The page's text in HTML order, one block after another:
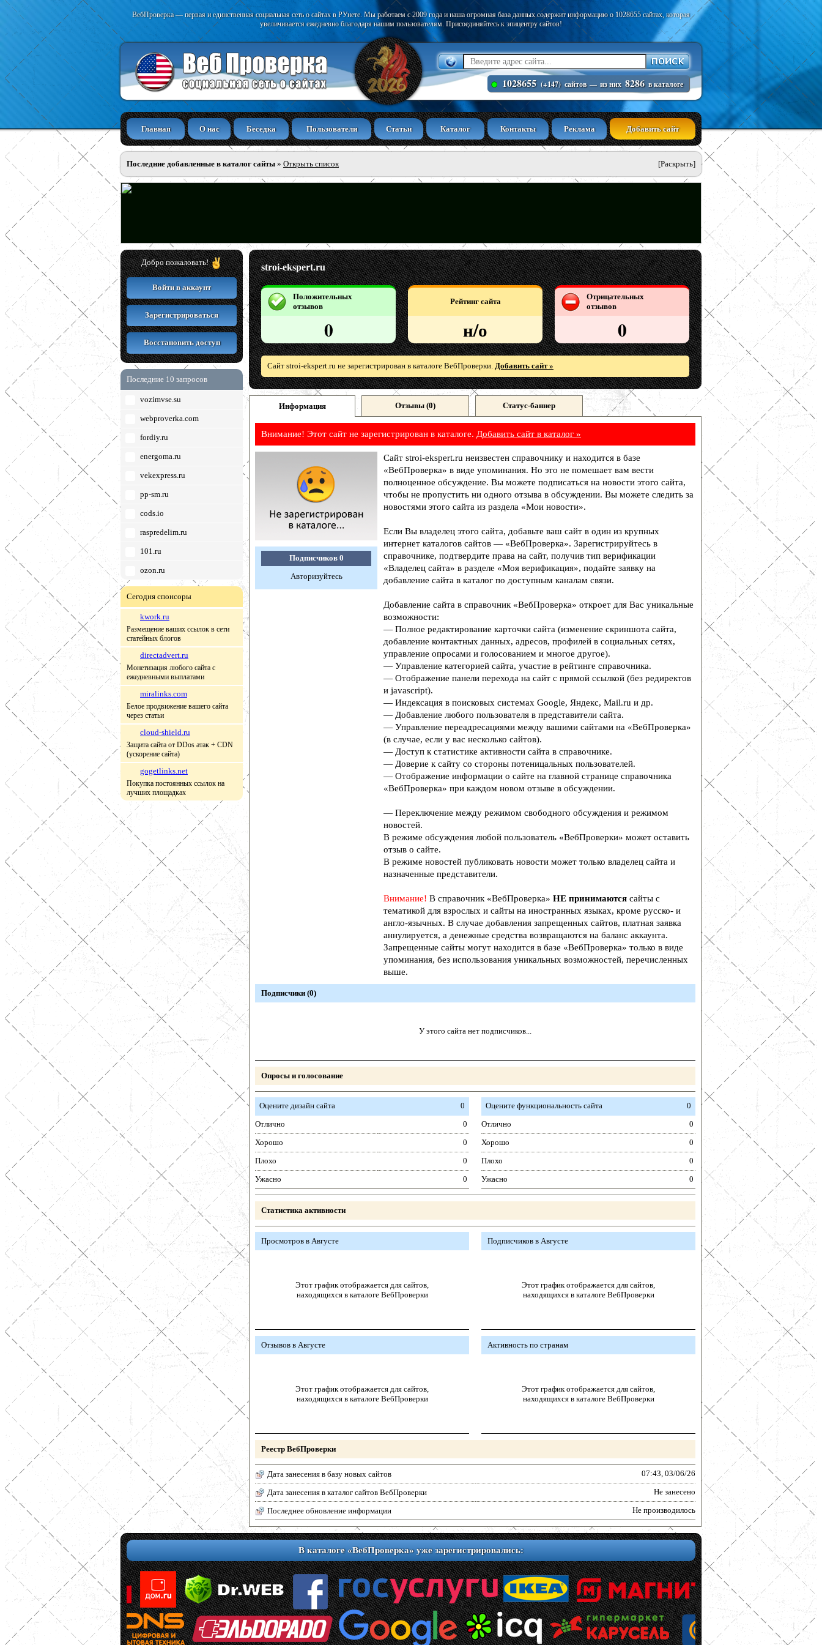
ВебПроверка — первая и единственная социальная сеть о сайтах в РУнете. Мы работаем с 2009 года и наша огромная база данных содержит информацию о 1028655 сайтах, которая
увеличивается ежедневно благодаря нашим пользователям. Присоединяйтесь к эпицентру сайтов!
1028655 (+147) сайтов — из них 8286 в каталоге
Главная О нас Беседка Пользователи Статьи Каталог Контакты Реклама Добавить сайт
Последние добавленные в каталог сайты » Открыть список [Раскрыть]
Добро пожаловать!
Войти в аккаунт
Зарегистрироваться
Восстановить доступ
Последние 10 запросов
vozimvse.su
webproverka.com
fordiy.ru
energoma.ru
vekexpress.ru
pp-sm.ru
cods.io
raspredelim.ru
101.ru
ozon.ru
Сегодня спонсоры
kwork.ru
Размещение ваших ссылок в сети
статейных блогов
directadvert.ru
Монетизация любого сайта с
ежедневными выплатами
miralinks.com
Белое продвижение вашего сайта
через статьи
cloud-shield.ru
Защита сайта от DDos атак + CDN
(ускорение сайта)
gogetlinks.net
Покупка постоянных ссылок на
лучших площадках
stroi-ekspert.ru
Положительных
отзывов
0
Рейтинг сайта
н/о
Отрицательных
отзывов
0
Сайт stroi-ekspert.ru не зарегистрирован в каталоге ВебПроверки. Добавить сайт »
Информация Отзывы (0) Статус-баннер
Внимание! Этот сайт не зарегистрирован в каталоге. Добавить сайт в каталог »
Подписчиков 0
Авторизуйтесь
Сайт stroi-ekspert.ru неизвестен справочнику и находится в базе
«ВебПроверка» в виде упоминания. Но это не помешает вам вести
полноценное обсуждение. Вы можете подписаться на новости этого сайта,
чтобы не пропустить ни одного отзыва в обсуждении. Вы можете следить за
новостями этого сайта из раздела «Мои новости».
Если Вы владелец этого сайта, добавьте ваш сайт в один из крупных
интернет каталогов сайтов — «ВебПроверка». Зарегистрируйтесь в
справочнике, подтвердите права на сайт, получив тип верификации
«Владелец сайта» в разделе «Моя верификация», подайте заявку на
добавление сайта в каталог по доступным каналам связи.
Добавление сайта в справочник «ВебПроверка» откроет для Вас уникальные
возможности:
— Полное редактирование карточки сайта (изменение скриншота сайта,
добавление контактных данных, адресов, профилей в социальных сетях,
управление опросами и голосованием и многое другое).
— Управление категорией сайта, участие в рейтинге справочника.
— Отображение панели перехода на сайт с прямой ссылкой (без редиректов
и javascript).
— Индексация в поисковых системах Google, Яндекс, Mail.ru и др.
— Добавление любого пользователя в представители сайта.
— Управление переадресациями между вашими сайтами на «ВебПроверка»
(в случае, если у вас несколько сайтов).
— Доступ к статистике активности сайта в справочнике.
— Доверие к сайту со стороны потеницальных пользователей.
— Отображение информации о сайте на главной странице справочника
«ВебПроверка» при каждом новом отзыве в обсуждении.
— Переключение между режимом свободного обсуждения и режимом
новостей.
В режиме обсуждения любой пользователь «ВебПроверки» может оставить
отзыв о сайте.
В режиме новостей публиковать новости может только владелец сайта и
назначенные представители.
Внимание! В справочник «ВебПроверка» НЕ принимаются сайты с
тематикой для взрослых и сайты на иностранных языках, кроме русско- и
англо-язычных. В случае добавления запрещенных сайтов, платная заявка
аннулируется, а денежные средства возвращаются на баланс аккаунта.
Запрещенные сайты могут находится в базе «ВебПроверка» только в виде
упоминания, без использования уникальных возможностей, перечисленных
выше.
Подписчики (0)
У этого сайта нет подписчиков...
Опросы и голосование
Оцените дизайн сайта
0
Отлично
0
Хорошо
0
Плохо
0
Ужасно
0
Оцените функциональность сайта
0
Отлично
0
Хорошо
0
Плохо
0
Ужасно
0
Статистика активности
Просмотров в Августе
Этот график отображается для сайтов,
находящихся в каталоге ВебПроверки
Подписчиков в Августе
Этот график отображается для сайтов,
находящихся в каталоге ВебПроверки
Отзывов в Августе
Этот график отображается для сайтов,
находящихся в каталоге ВебПроверки
Активность по странам
Этот график отображается для сайтов,
находящихся в каталоге ВебПроверки
Реестр ВебПроверки
Дата занесения в базу новых сайтов 07:43, 03/06/26
Дата занесения в каталог сайтов ВебПроверки Не занесено
Последнее обновление информации Не производилось
В каталоге «ВебПроверка» уже зарегистрировались: